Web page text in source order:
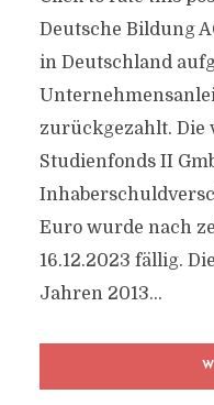
Deutsche Bildung
in Deutschland
zurückgezahlt. Die
Studienfonds II
Euro wurde nach
16.12.2023 fällig.
Jahren 2013...